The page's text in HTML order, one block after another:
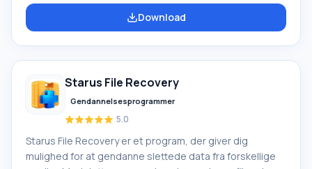
Movie Maker: Optag video fra forskellige kilder
(videokameraer, mobiltelefoner, digitale videokameraer,
Download
Starus File Recovery
Gendannelsesprogrammer
5.0
Starus File Recovery er et program, der giver dig
mulighed for at gendanne slettede data fra forskellige